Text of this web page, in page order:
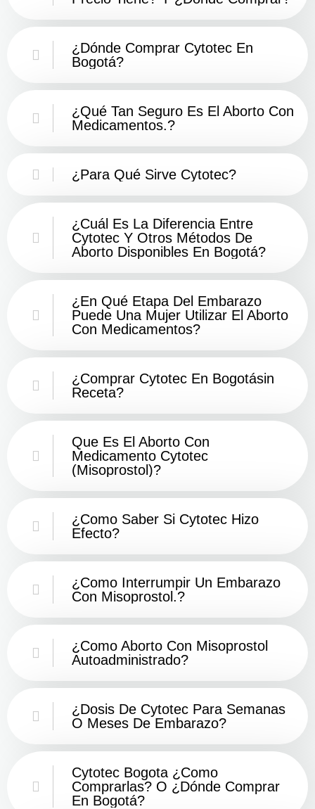
¿Dónde Comprar Cytotec En
Bogotá?
¿Qué Tan Seguro Es El Aborto Con
Medicamentos.?
¿Para Qué Sirve Cytotec?
¿Cuál Es La Diferencia Entre
Cytotec Y Otros Métodos De
Aborto Disponibles En Bogotá?
¿En Qué Etapa Del Embarazo
Puede Una Mujer Utilizar El Aborto
Con Medicamentos?
¿Comprar Cytotec En Bogotásin
Receta?
Que Es El Aborto Con
Medicamento Cytotec
(misoprostol)?
¿Como Saber Si Cytotec Hizo
Efecto?
¿como Interrumpir Un Embarazo
Con Misoprostol.?
¿Como Aborto Con Misoprostol
Autoadministrado?
¿Dosis De Cytotec Para Semanas
O Meses De Embarazo?
Cytotec Bogota ¿Como
Comprarlas? O ¿Dónde Comprar
En Bogotá?